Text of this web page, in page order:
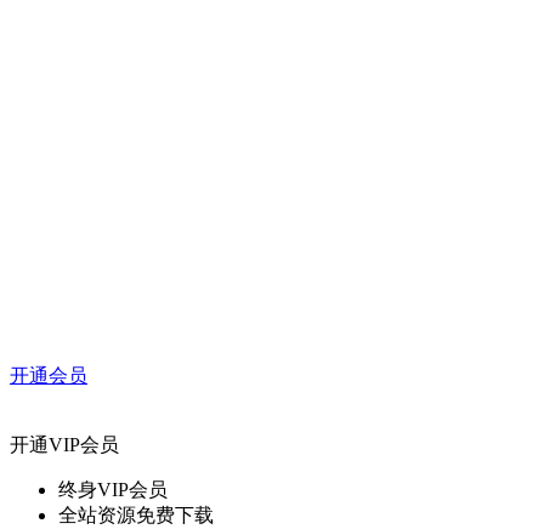
开通会员
开通VIP会员
终身VIP会员
全站资源免费下载